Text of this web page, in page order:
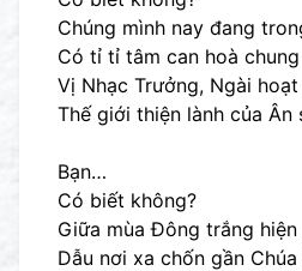
Chúng mình nay đang
Có tỉ tỉ tâm can hoà
Vị Nhạc Trưởng, Ngài
Thế giới thiện lành của Ân
Bạn…
Có biết không?
Giữa mùa Đông trắng
Dẫu nơi xa chốn gần